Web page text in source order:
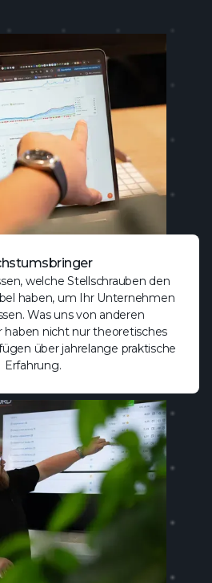
welche Stellschrauben den
haben, um Ihr Unternehmen
Was uns von anderen
haben nicht nur theoretisches
über jahrelange praktische
Erfahrung.